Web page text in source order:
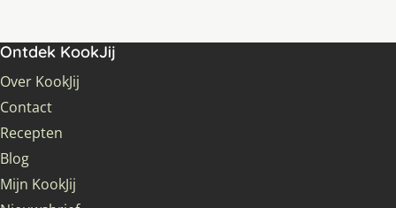
Ontdek KookJij
Over KookJij
Contact
Recepten
Blog
Mijn KookJij